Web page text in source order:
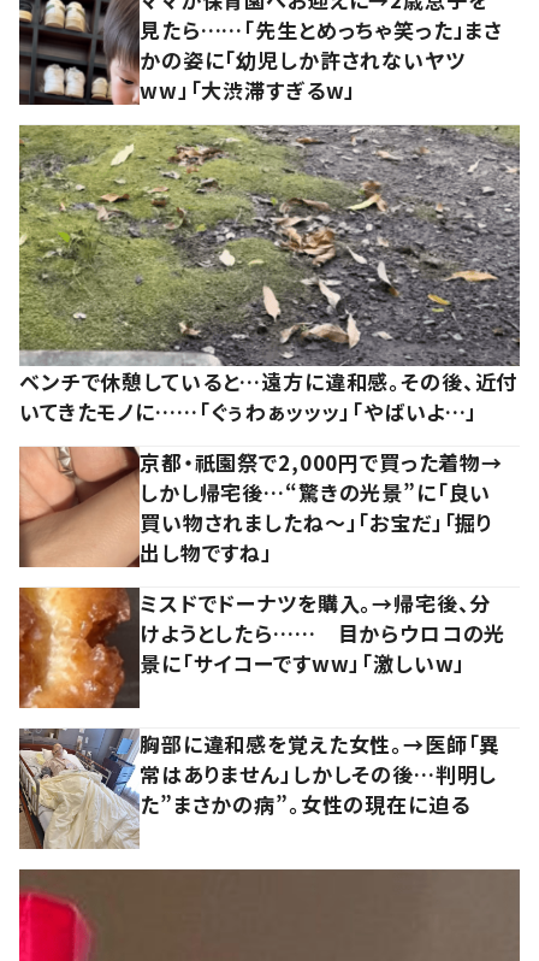
見たら……「先生とめっちゃ笑った」まさ
かの姿に「幼児しか許されないヤツ
ww」「大渋滞すぎるw」
ベンチで休憩していると…遠方に違和感。その後、近付
いてきたモノに……「ぐぅわぁッッッ」「やばいよ…」
京都・祇園祭で2,000円で買った着物→
しかし帰宅後…“驚きの光景”に「良い
買い物されましたね～」「お宝だ」「掘り
出し物ですね」
ミスドでドーナツを購入。→帰宅後、分
けようとしたら…… 目からウロコの光
景に「サイコーですww」「激しいw」
胸部に違和感を覚えた女性。→医師「異
常はありません」しかしその後…判明し
た”まさかの病”。女性の現在に迫る